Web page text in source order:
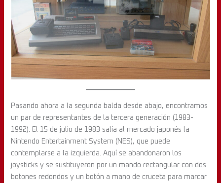
Pasando ahora a la segunda balda desde abajo, encontramos
un par de representantes de la tercera generación (1983-
1992). El 15 de julio de 1983 salía al mercado japonés la
Nintendo Entertainment System (NES), que puede
contemplarse a la izquierda. Aquí se abandonaron los
joysticks y se sustituyeron por un mando rectangular con dos
botones redondos y un botón a mano de cruceta para marcar